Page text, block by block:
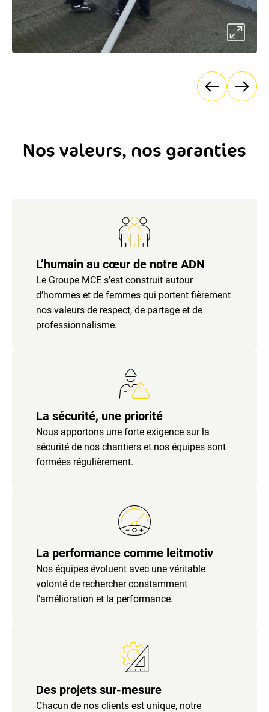
Nos valeurs, nos garanties
L’humain au cœur de notre ADN
Le Groupe MCE s’est construit autour
d’hommes et de femmes qui portent fièrement
nos valeurs de respect, de partage et de
professionnalisme.
La sécurité, une priorité
Nous apportons une forte exigence sur la
sécurité de nos chantiers et nos équipes sont
formées régulièrement.
La performance comme leitmotiv
Nos équipes évoluent avec une véritable
volonté de rechercher constamment
l’amélioration et la performance.
Des projets sur-mesure
Chacun de nos clients est unique, notre